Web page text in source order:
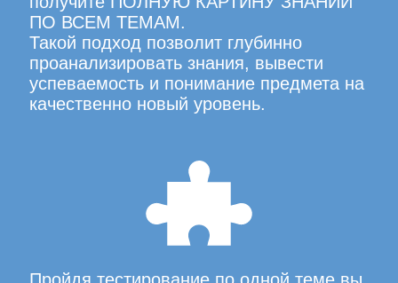
ПО ВСЕМ ТЕМАМ.
Такой подход позволит глубинно
проанализировать знания, вывести
успеваемость и понимание предмета на
качественно новый уровень.